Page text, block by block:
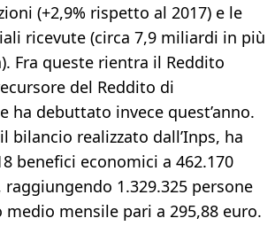
(+2,9% rispetto al 2017) e le
ricevute (circa 7,9 miliardi in più
Fra queste rientra il Reddito
del Reddito di
ha debuttato invece quest’anno.
bilancio realizzato dall’Inps, ha
benefici economici a 462.170
1.329.325 persone
mensile pari a 295,88 euro.